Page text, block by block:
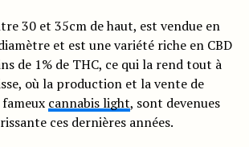
30 et 35cm de haut, est vendue en
et est une variété riche en CBD
de 1% de THC, ce qui la rend tout à
où la production et la vente de
cannabis light, sont devenues
ces dernières années.